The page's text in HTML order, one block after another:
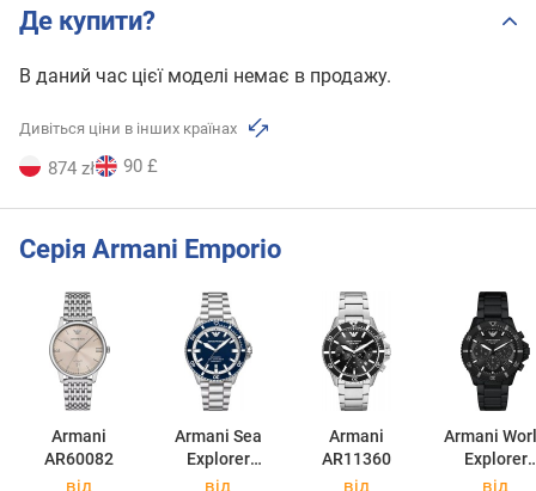
Де купити?
В даний час цієї моделі немає в продажу.
Дивіться ціни в інших країнах
874 zł 90 £
Серія Armani Emporio
Armani
AR60082
Armani Sea
Explorer
AR60079
Armani
AR11360
Armani
Explorer
AR11784
від
від
від
від